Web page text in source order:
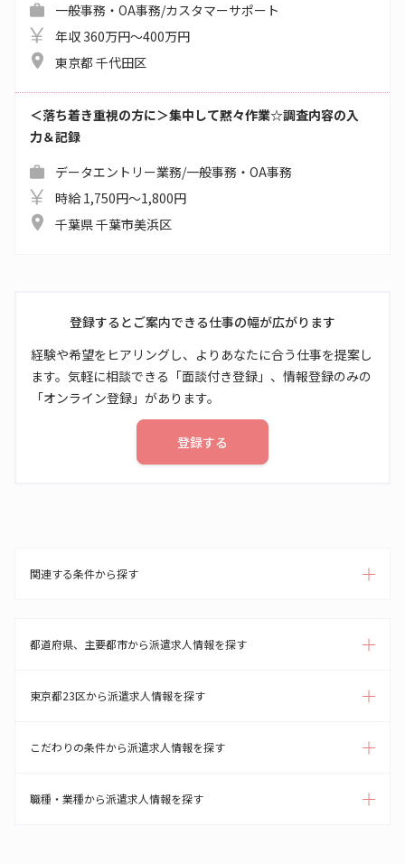
一般事務・OA事務/カスタマーサポート
年収 360万円～400万円
東京都 千代田区
＜落ち着き重視の方に＞集中して黙々作業☆調査内容の入
力＆記録
データエントリー業務/一般事務・OA事務
時給 1,750円～1,800円
千葉県 千葉市美浜区
登録するとご案内できる仕事の幅が広がります
経験や希望をヒアリングし、よりあなたに合う仕事を提案し
ます。気軽に相談できる「面談付き登録」、情報登録のみの
「オンライン登録」があります。
登録する
関連する条件から探す
都道府県、主要都市から派遣求人情報を探す
東京都23区から派遣求人情報を探す
こだわりの条件から派遣求人情報を探す
職種・業種から派遣求人情報を探す